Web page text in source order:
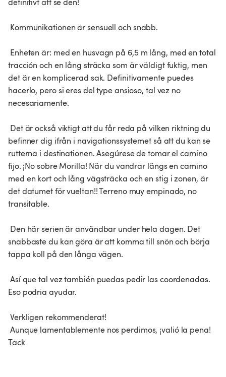
tracción och en lång sträcka som är väldigt fuktig, men
det är en komplicerad sak. Definitivamente puedes
hacerlo, pero si eres del type ansioso, tal vez no
necesariamente.
befinner dig ifrån i navigationssystemet så att du kan se
rutterna i destinationen. Asegúrese de tomar el camino
fijo. ¡No sobre Morilla! När du vandrar längs en camino
med en kort och lång vägsträcka och en stig i zonen, är
det datumet för vueltan!! Terreno muy empinado, no
transitable.
snabbaste du kan göra är att komma till snön och börja
tappa koll på den långa vägen.
Eso podria ayudar.
Tack